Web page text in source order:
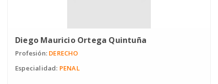
Diego Mauricio Ortega Quintuña
Profesión: DERECHO
Especialidad: PENAL